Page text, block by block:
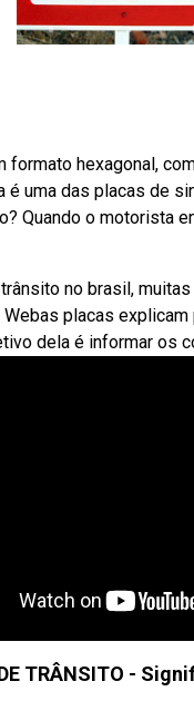
hexagonal,
é uma das placas de
Quando o motorista
no brasil,
placas
dela é informar os
TRÂNSITO -